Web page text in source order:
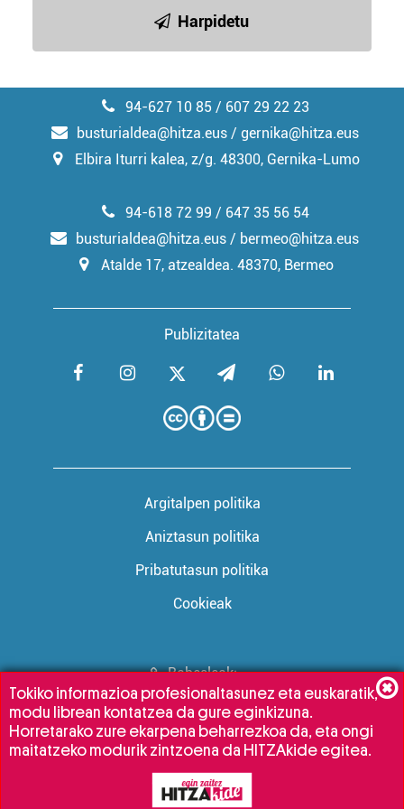
Harpidetu
94-627 10 85 / 607 29 22 23
busturialdea@hitza.eus / gernika@hitza.eus
Elbira Iturri kalea, z/g. 48300, Gernika-Lumo
Publizitatea
94-618 72 99 / 647 35 56 54
busturialdea@hitza.eus / bermeo@hitza.eus
Atalde 17, atzealdea. 48370, Bermeo
Argitalpen politika
Aniztasun politika
Pribatutasun politika
Cookieak
Babesleak:
Tokiko informazioa profesionaltasunez eta euskaratik,
modu librean kontatzea da gure eginkizuna.
Horretarako zure ekarpena beharrezkoa da, eta ongi
maitatzeko modurik zintzoena da HITZAkide egitea.